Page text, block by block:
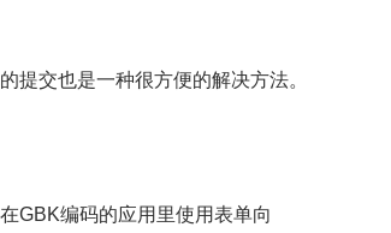
提交也是一种很方便的解决方法。
GBK编码的应用里使用表单向